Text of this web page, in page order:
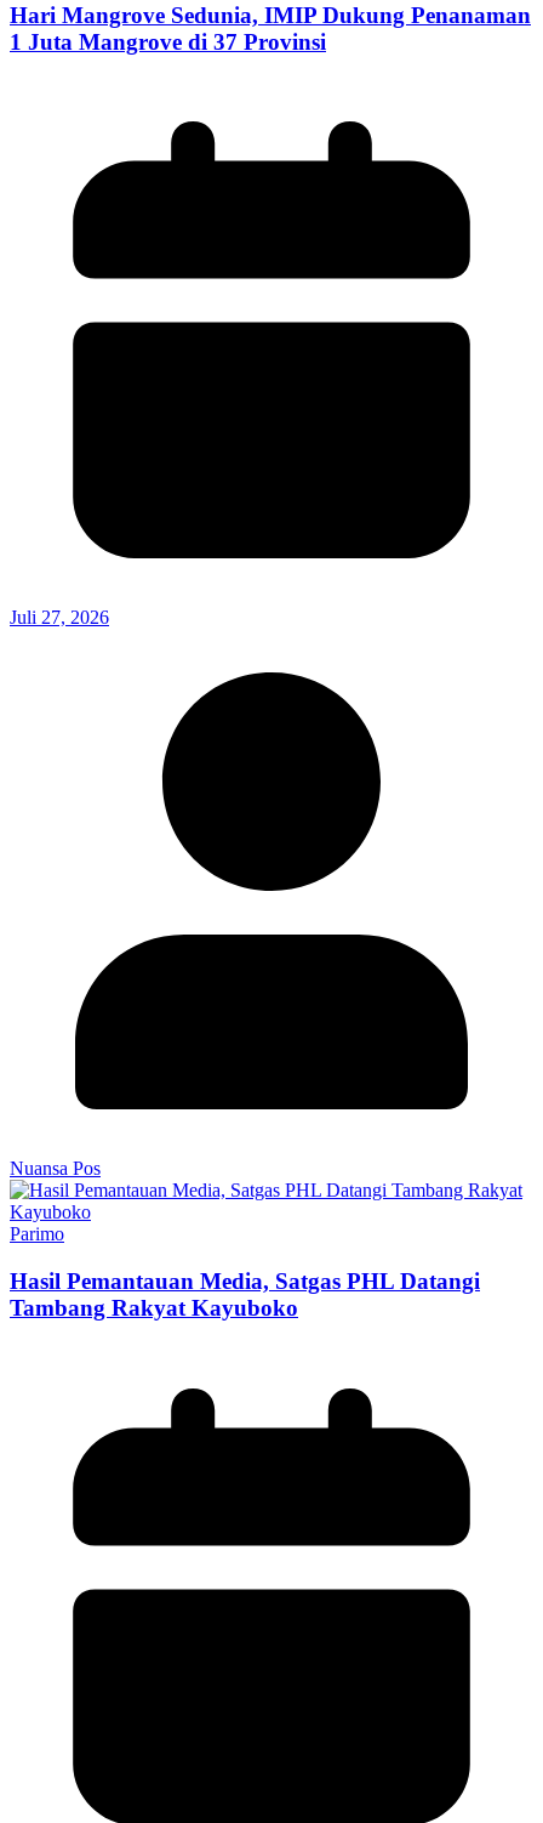
Hari Mangrove Sedunia, IMIP Dukung Penanaman
1 Juta Mangrove di 37 Provinsi
Juli 27, 2026
Nuansa Pos
Parimo
Hasil Pemantauan Media, Satgas PHL Datangi
Tambang Rakyat Kayuboko